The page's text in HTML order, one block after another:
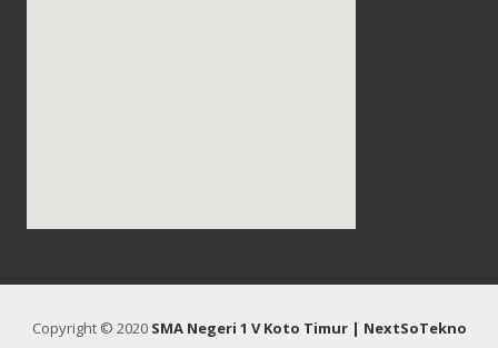
Copyright © 2020 SMA Negeri 1 V Koto Timur | NextSoTekno